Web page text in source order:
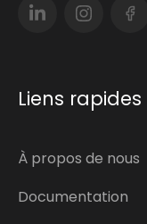
Liens rapides
À propos de nous
Documentation